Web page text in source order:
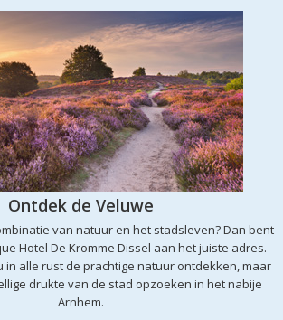
Ontdek de Veluwe
van natuur en het stadsleven? Dan bent
Hotel De Kromme Dissel aan het juiste adres.
in alle rust de prachtige natuur ontdekken, maar
drukte van de stad opzoeken in het nabije
Arnhem.